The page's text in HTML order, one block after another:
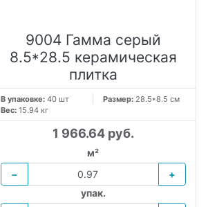
9004 Гамма серый
8.5*28.5 керамическая
плитка
В упаковке:40 шт Размер: 28.5*8.5 см
Вес: 15.94 кг
1 966.64 руб.
м²
−
+
упак.